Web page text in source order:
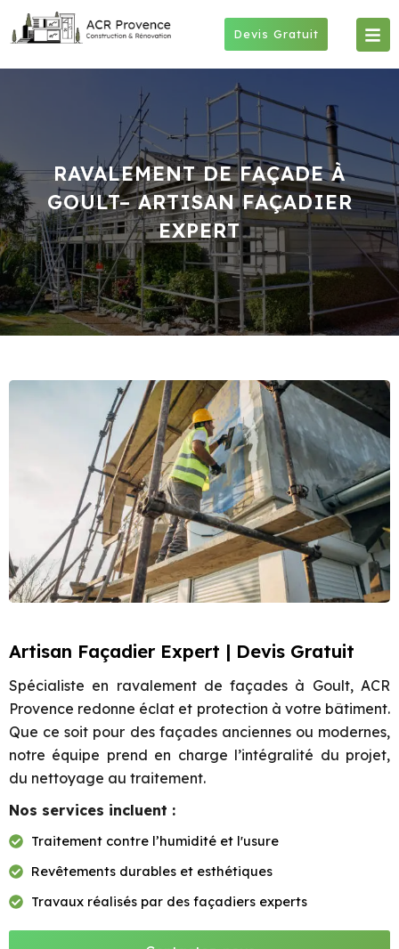
Devis Gratuit
RAVALEMENT DE FAÇADE À
GOULT– ARTISAN FAÇADIER
EXPERT
Artisan Façadier Expert | Devis Gratuit
Spécialiste en ravalement de façades à Goult, ACR
Provence redonne éclat et protection à votre bâtiment.
Que ce soit pour des façades anciennes ou modernes,
notre équipe prend en charge l’intégralité du projet,
du nettoyage au traitement.
Nos services incluent :
Traitement contre l’humidité et l'usure
Revêtements durables et esthétiques
Travaux réalisés par des façadiers experts